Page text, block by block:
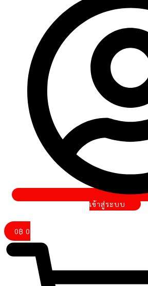
เข้าสู่ระบบ
0฿ 0